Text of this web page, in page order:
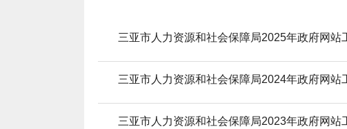
三亚市人力资源和社会保障局2025年政府网站
三亚市人力资源和社会保障局2024年政府网站
三亚市人力资源和社会保障局2023年政府网站